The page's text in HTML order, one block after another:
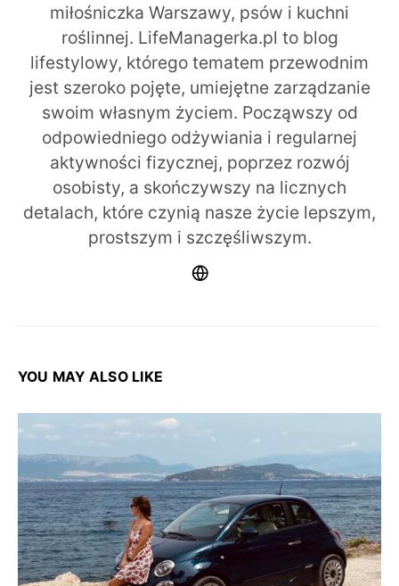
miłośniczka Warszawy, psów i kuchni
roślinnej. LifeManagerka.pl to blog
lifestylowy, którego tematem przewodnim
jest szeroko pojęte, umiejętne zarządzanie
swoim własnym życiem. Począwszy od
odpowiedniego odżywiania i regularnej
aktywności fizycznej, poprzez rozwój
osobisty, a skończywszy na licznych
detalach, które czynią nasze życie lepszym,
prostszym i szczęśliwszym.
YOU MAY ALSO LIKE